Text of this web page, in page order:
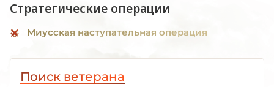
Стратегические операции
Миусская наступательная операция
Поиск ветерана